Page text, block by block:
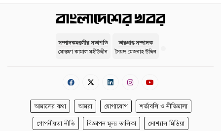
সম্পাদকমণ্ডলীর সভাপতি
মোস্তফা কামাল মহীউদ্দীন
ভারপ্রাপ্ত সম্পাদক
সৈয়দ মেজবাহ উদ্দিন
আমাদের কথা আমরা যোগাযোগ শর্তাবলি ও নীতিমালা
গোপনীয়তা নীতি বিজ্ঞাপন মূল্য তালিকা সোশ্যাল মিডিয়া